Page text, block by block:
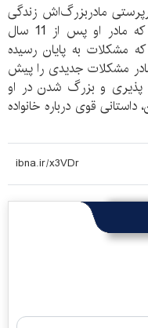
مادربزرگ‌اش زندگی
می‌کند اما روزگار خوبی ندارد؛ هنگامی که مادر او پس از 11 سال
مشکلات به پایان رسیده
مشکلات جدیدی را پیش
پذیری و بزرگ شدن در او
داستانی قوی درباره خانواده